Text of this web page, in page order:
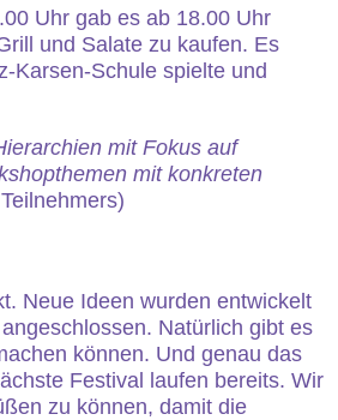
Uhr gab es ab 18.00 Uhr
und Salate zu kaufen. Es
Karsen-Schule spielte und
mit Fokus auf
mit konkreten
Neue Ideen wurden entwickelt
Natürlich gibt es
können. Und genau das
Festival laufen bereits. Wir
zu können, damit die